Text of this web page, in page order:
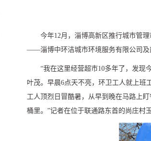
今年12月，淄博高新区推行城市管
——淄博中环洁城市环境服务有限公司及
“我在这里经营超市10多年了，发现
叶茂。早晨6点天不亮，环卫工人就上班
工人顶烈日冒酷暑，从早到晚在马路上
桶里。”记者在位于联通路东首的尚庄村